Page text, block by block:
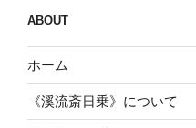
ABOUT
ホーム
《溪流斎日乗》について